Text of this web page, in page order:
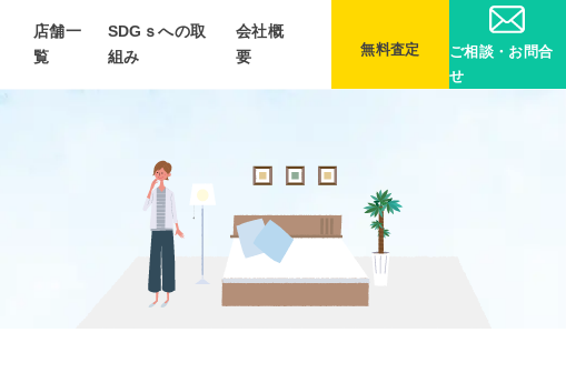
店舗一
覧
SDGｓへの取
組み
会社概
要
無料査定
ご相談・お問合
せ